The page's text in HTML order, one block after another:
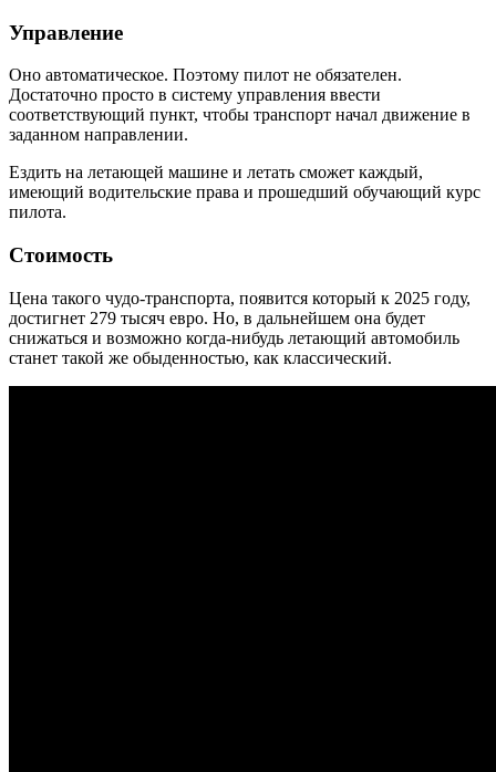
Управление
Оно автоматическое. Поэтому пилот не обязателен.
Достаточно просто в систему управления ввести
соответствующий пункт, чтобы транспорт начал движение в
заданном направлении.
Ездить на летающей машине и летать сможет каждый,
имеющий водительские права и прошедший обучающий курс
пилота.
Стоимость
Цена такого чудо-транспорта, появится который к 2025 году,
достигнет 279 тысяч евро. Но, в дальнейшем она будет
снижаться и возможно когда-нибудь летающий автомобиль
станет такой же обыденностью, как классический.